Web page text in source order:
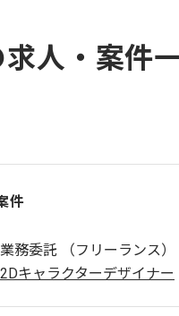
人・案件
件
業務委託
（フリーランス）
2Dキャラクターデザイナー